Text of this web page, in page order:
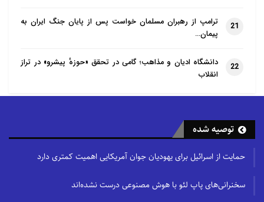
21
ترامپ از رهبران مسلمان خواست پس از پایان جنگ ایران به
پیمان…
22
دانشگاه ادیان و مذاهب؛ گامی در تحقق «حوزهٔ پیشرو» در تراز
انقلاب
توصیه شده
حمایت از اسرائیل برای یهودیان جوان آمریکایی اهمیت کمتری دارد
سخنرانی‌های پاپ لئو با هوش مصنوعی درست نشده‌اند